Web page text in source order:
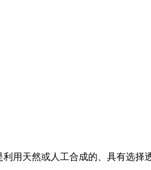
用天然或人工合成的、具有选择